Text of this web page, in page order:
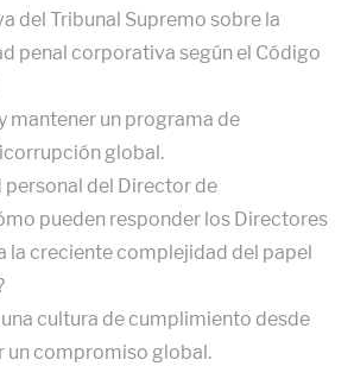
del Tribunal Supremo sobre la
penal corporativa según el Código
mantener un programa de
global.
personal del Director de
pueden responder los Directores
la creciente complejidad del papel
cultura de cumplimiento desde
un compromiso global.